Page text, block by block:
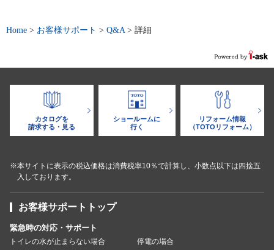
Home > お客様サポート > Q&A > 詳細
カタログを
請求する・見る
ショールームに
行く
リフォーム情報
（TOTOリフォーム）
※本サイトに表示の税込価格は消費税率10％で計算し、小数点以下は四捨五
入しております。
お客様サポートトップ
緊急時の対応・サポート
トイレの水が止まらない場合
停電の場合